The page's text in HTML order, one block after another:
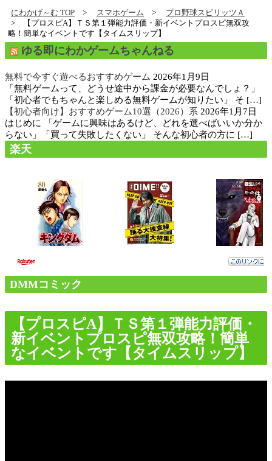
にわかげ～む TOP スマホゲーム
プロ野球スピリッツＡ
【プロスピA】ＴＳ第１弾能力評価・新イベントプロスピ無双攻
略！簡単なイベントです【タイムスリップ】
ゆる即にわかゲームちゃんねる
無料で今すぐ遊べるおすすめゲーム 2026年1月9日
「無料ゲームって、どうせ途中から課金が必要なんでしょ？」
「初心者でもちゃんと楽しめる無料ゲームが知りたい」 そ […]
【初心者向け】おすすめゲーム10選（2026）系 2026年1月7日
はじめに 「ゲームに興味はあるけど、どれを選べばいいか分か
らない」「買って失敗したくない」 そんな初心者の方に […]
楽天
DMMコミック
【プロスピA】ＴＳ第１弾能力評価・
新イベントプロスピ無双攻略！簡単
なイベントです【タイムスリップ】